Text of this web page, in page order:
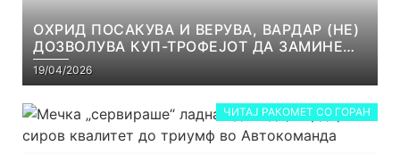
ОХРИД ПОСАКУВА И ВЕРУВА, ВАРДАР (НЕ)
ДОЗВОЛУВА КУП-ТРОФЕЈОТ ДА ЗАМИНЕ
ОД СКОПЈЕ
19/04/2026
ЧИТАЈ РАКОМЕТ СО ГОРАН